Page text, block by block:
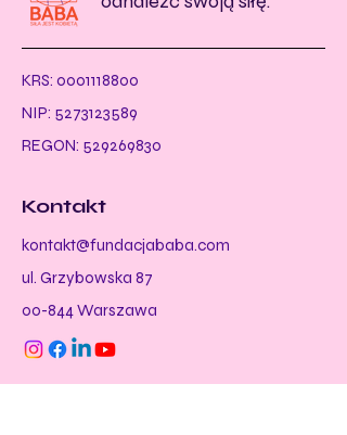
KRS: 0001118800
NIP: 5273123589
REGON: 529269830
Kontakt
kontakt@fundacjababa.com
ul. Grzybowska 87
00-844 Warszawa